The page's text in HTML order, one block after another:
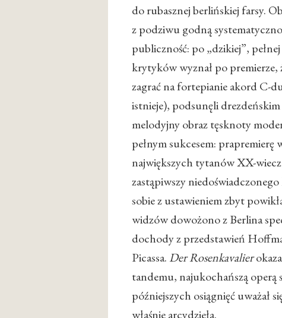
do rubasznej berlińskiej farsy.
z podziwu godną
publiczność: po „dzikiej”,
krytyków wyznał po
zagrać na fortepianie akord C-
istnieje), podsunęli
melodyjny obraz tęsknoty
pełnym sukcesem: prapremierę
największych tytanów XX-
zastąpiwszy
sobie z ustawieniem zbyt
widzów dowożono z Berlina
dochody z przedstawień
Picassa. Der Rosenkavalier
tandemu, najukochańszą operą
późniejszych osiągnięć uważał
właśnie arcydzieła.